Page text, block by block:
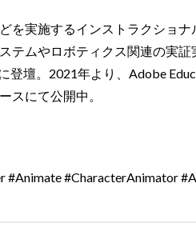
を実施するインストラクショ
テムやロボティクス関連の実
登壇。2021年より、Adobe
スにて公開中。
#CharacterAnimator